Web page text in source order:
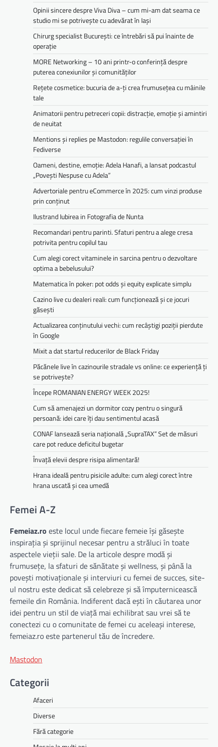
Opinii sincere despre Viva Diva – cum mi-am dat seama ce
studio mi se potrivește cu adevărat în Iași
Chirurg specialist București: ce întrebări să pui înainte de
operație
MORE Networking – 10 ani printr-o conferință despre
puterea conexiunilor și comunităților
Rețete cosmetice: bucuria de a-ți crea frumusețea cu mâinile
tale
Animatorii pentru petreceri copii: distracție, emoție și amintiri
de neuitat
Mentions și replies pe Mastodon: regulile conversației în
Fediverse
Oameni, destine, emoție: Adela Hanafi, a lansat podcastul
„Povești Nespuse cu Adela”
Advertoriale pentru eCommerce în 2025: cum vinzi produse
prin conținut
Ilustrand Iubirea in Fotografia de Nunta
Recomandari pentru parinti. Sfaturi pentru a alege cresa
potrivita pentru copilul tau
Cum alegi corect vitaminele in sarcina pentru o dezvoltare
optima a bebelusului?
Matematica în poker: pot odds și equity explicate simplu
Cazino live cu dealeri reali: cum funcționează și ce jocuri
găsești
Actualizarea conținutului vechi: cum recâștigi poziții pierdute
în Google
Mixit a dat startul reducerilor de Black Friday
Păcănele live în cazinourile stradale vs online: ce experiență ți
se potrivește?
Începe ROMANIAN ENERGY WEEK 2025!
Cum să amenajezi un dormitor cozy pentru o singură
persoană: idei care îți dau sentimentul acasă
CONAF lansează seria națională „SupraTAX” Set de măsuri
care pot reduce deficitul bugetar
Învață elevii despre risipa alimentară!
Hrana ideală pentru pisicile adulte: cum alegi corect între
hrana uscată și cea umedă
Femei A-Z
Femeiaz.ro este locul unde fiecare femeie își găsește
inspirația și sprijinul necesar pentru a străluci în toate
aspectele vieții sale. De la articole despre modă și
frumusețe, la sfaturi de sănătate și wellness, și până la
povești motivaționale și interviuri cu femei de succes, site-
ul nostru este dedicat să celebreze și să împuternicească
femeile din România. Indiferent dacă ești în căutarea unor
idei pentru un stil de viață mai echilibrat sau vrei să te
conectezi cu o comunitate de femei cu aceleași interese,
femeiaz.ro este partenerul tău de încredere.
Mastodon
Categorii
Afaceri
Diverse
Fără categorie